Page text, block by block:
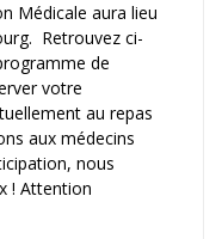
Médicale aura lieu
Retrouvez ci-
de
votre
au repas
aux médecins
nous
! Attention